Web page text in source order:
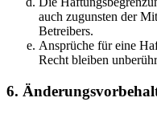
auch zugunsten der
Betreibers.
Ansprüche für eine
Recht bleiben
6.